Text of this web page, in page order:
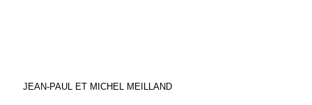
JEAN-PAUL ET MICHEL MEILLAND